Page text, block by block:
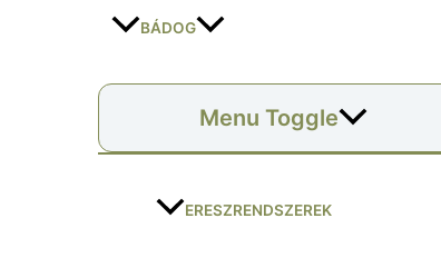
BÁDOG
Menu Toggle
ERESZRENDSZEREK